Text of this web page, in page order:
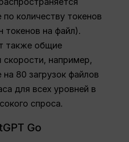
по количеству токенов
токенов на файл).
также общие
скорости, например,
на 80 загрузок файлов
для всех уровней в
спроса.
Go